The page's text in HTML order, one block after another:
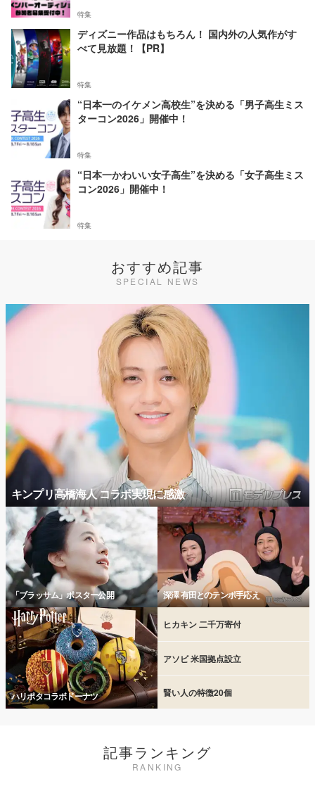
特集
ディズニー作品はもちろん！ 国内外の人気作がす
べて見放題！【PR】
特集
“日本一のイケメン高校生”を決める「男子高生ミス
ターコン2026」開催中！
特集
“日本一かわいい女子高生”を決める「女子高生ミス
コン2026」開催中！
特集
おすすめ記事
SPECIAL NEWS
キンプリ高橋海人 コラボ実現に感激
「ブラッサム」ポスター公開 深澤 有田とのテンポ手応え
ハリポタコラボドーナツ
ヒカキン 二千万寄付
アソビ 米国拠点設立
賢い人の特徴20個
記事ランキング
RANKING